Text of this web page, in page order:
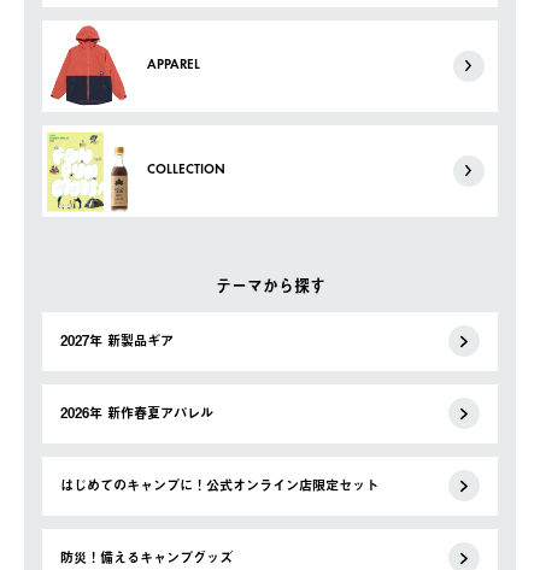
APPAREL
COLLECTION
テーマから探す
2027年 新製品ギア
2026年 新作春夏アパレル
はじめてのキャンプに！公式オンライン店限定セット
防災！備えるキャンプグッズ